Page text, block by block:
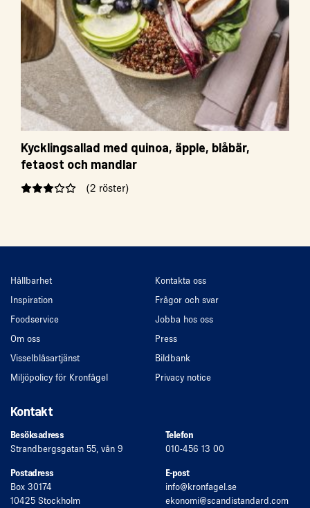
Kycklingsallad med quinoa, äpple, blåbär,
fetaost och mandlar
(2 röster)
Hållbarhet
Inspiration
Foodservice
Om oss
Visselblåsartjänst
Miljöpolicy för Kronfågel
Kontakta oss
Frågor och svar
Jobba hos oss
Press
Bildbank
Privacy notice
Kontakt
Besöksadress
Strandbergsgatan 55, vån 9
Telefon
010-456 13 00
Postadress
Box 30174
10425 Stockholm
E-post
info@kronfagel.se
ekonomi@scandistandard.com